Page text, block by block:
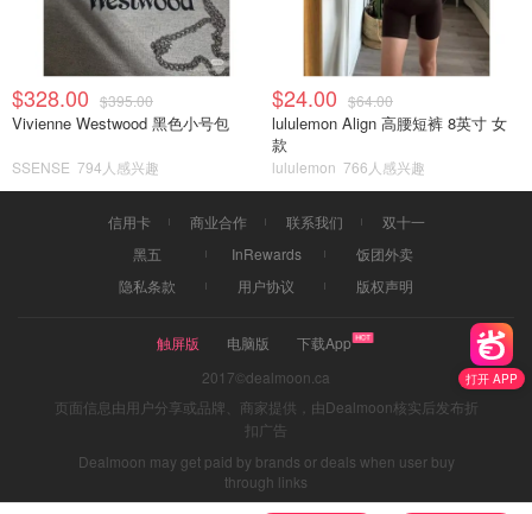
打开 APP
$328.00 $395.00
Vivienne Westwood 黑色小号包
SSENSE 794人感兴趣
$24.00 $64.00
lululemon Align 高腰短裤 8英寸 女
款
lululemon 766人感兴趣
信用卡 商业合作 联系我们
双十一
黑五
InRewards
饭团外卖
隐私条款
用户协议 版权声明
触屏版 电脑版
下载App
2017©dealmoon.ca
页面信息由用户分享或品牌、商家提供，由Dealmoon核实后发布折
扣广告
Dealmoon may get paid by brands or deals when user buy
through links